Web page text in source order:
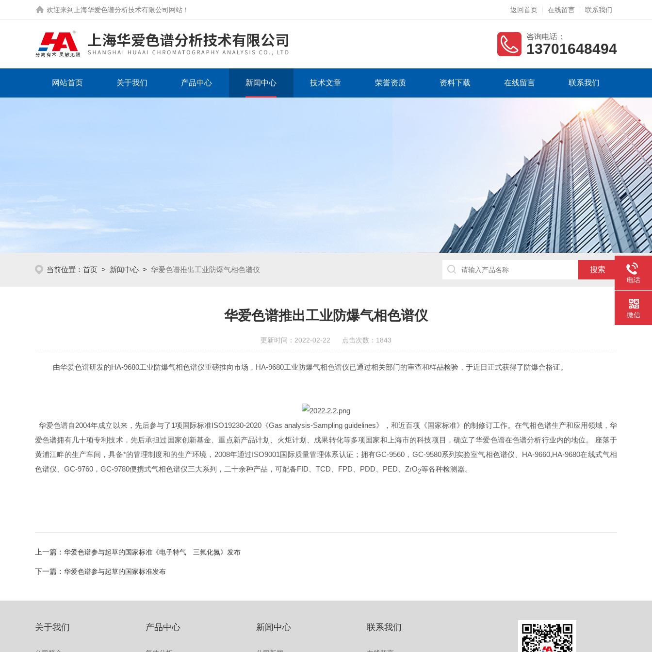
欢迎来到 上海华爱色谱分析技术有限公司网站 ！ 返回首页 在线留言 联系我们
咨询电话：
13701648494
网站首页 关于我们 产品中心 新闻中心 技术文章 荣誉资质 资料下载 在线留言 联系我们
当前位置： 首页 > 新闻中心 > 华爱色谱推出工业防爆气相色谱仪
华爱色谱推出工业防爆气相色谱仪
更新时间：2022-02-22 点击次数：1843
由华爱色谱研发的HA-9680工业防爆气相色谱仪重磅推向市场，HA-9680工业防爆气相色谱仪已通过相关部门的审查和样品检验，于近日正式获得了防爆合格证。
华爱色谱自2004年成立以来，先后参与了1项国际标准ISO19230-2020《Gas analysis-Sampling guidelines》，和近百项《国家标准》的制修订工作。在气相色谱生产和应用领域，华
爱色谱拥有几十项专利技术，先后承担过国家创新基金、重点新产品计划、火炬计划、成果转化等多项国家和上海市的科技项目，确立了华爱色谱在色谱分析行业内的地位。 座落于
黄浦江畔的生产车间，具备*的管理制度和的生产环境，2008年通过ISO9001国际质量管理体系认证；拥有GC-9560，GC-9580系列实验室气相色谱仪、HA-9660,HA-9680在线式气相
色谱仪、GC-9760，GC-9780便携式气相色谱仪三大系列，二十余种产品，可配备FID、TCD、FPD、PDD、PED、ZrO2等各种检测器。
上一篇： 华爱色谱参与起草的国家标准《电子特气 三氟化氮》发布
下一篇： 华爱色谱参与起草的国家标准发布
关于我们 产品中心 新闻中心 联系我们
电话
微信